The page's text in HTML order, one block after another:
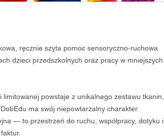
ręcznie szyta pomoc sensoryczno-ruchowa
dzieci przedszkolnych oraz pracy w mniejszych
limitowanej powstaje z unikalnego zestawu tkanin,
ma swój niepowtarzalny charakter.
— to przestrzeń do ruchu, współpracy, dotyku i